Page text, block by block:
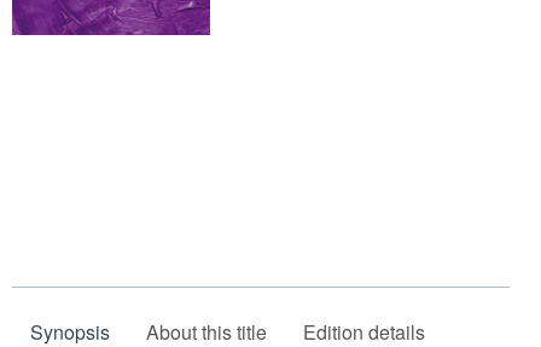
Synopsis About this title Edition details